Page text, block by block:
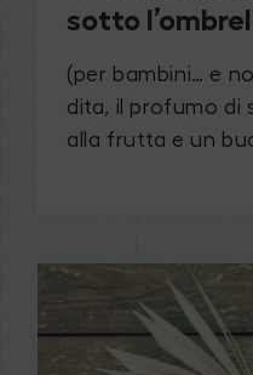
sotto
(per bambini… e
dita, il profumo di
alla frutta e un